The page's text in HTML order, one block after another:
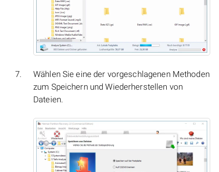
Wählen Sie eine der vorgeschlagenen Methoden
zum Speichern und Wiederherstellen von
Dateien.